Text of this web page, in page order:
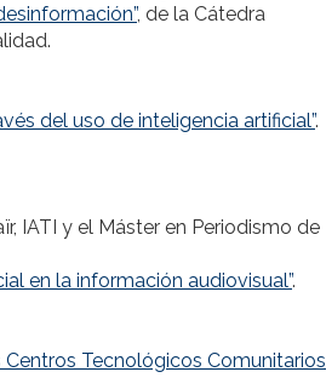
, de la Cátedra
del uso de inteligencia artificial”.
IATI y el Máster en Periodismo de
en la información audiovisual”.
Tecnológicos Comunitarios